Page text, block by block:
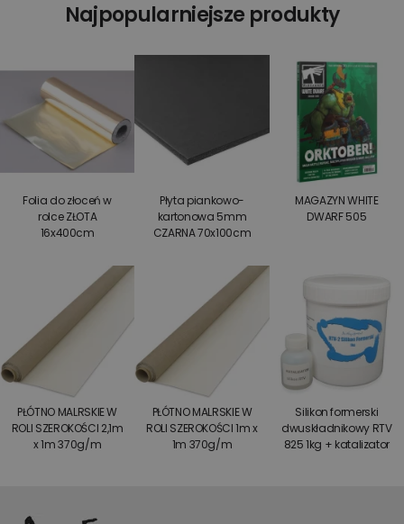
Najpopularniejsze produkty
Folia do złoceń w
rolce ZŁOTA
16x400cm
Płyta piankowo-
kartonowa 5mm
CZARNA 70x100cm
MAGAZYN WHITE
DWARF 505
PŁÓTNO MALRSKIE W
ROLI SZEROKOŚCI 2,1m
x 1m 370g/m
PŁÓTNO MALRSKIE W
ROLI SZEROKOŚCI 1m x
1m 370g/m
Silikon formerski
dwuskładnikowy RTV
825 1kg + katalizator